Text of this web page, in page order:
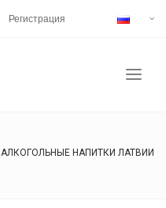
Регистрация
АЛКОГОЛЬНЫЕ НАПИТКИ ЛАТВИИ